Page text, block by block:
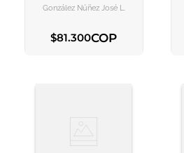
González Núñez José L.
$81.300COP